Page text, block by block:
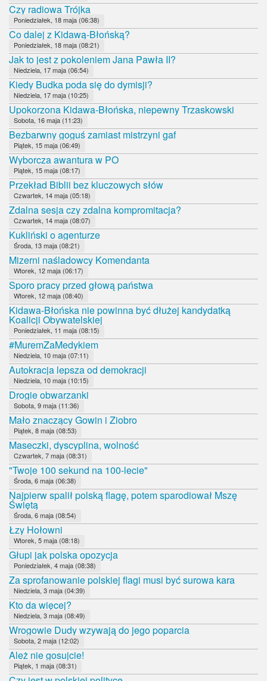
Czy radiowa Trójka
Poniedziałek, 18 maja (06:38)
Co dalej z Kidawą-Błońską?
Poniedziałek, 18 maja (08:21)
Jak to jest z pokoleniem Jana Pawła II?
Niedziela, 17 maja (06:54)
Kiedy Budka poda się do dymisji?
Niedziela, 17 maja (10:25)
Upokorzona Kidawa-Błońska, niepewny Trzaskowski
Sobota, 16 maja (11:23)
Bezbarwny goguś zamiast mistrzyni gaf
Piątek, 15 maja (06:49)
Wyborcza awantura w PO
Piątek, 15 maja (08:17)
Przekład Biblii bez kluczowych słów
Czwartek, 14 maja (05:18)
Zdalna sesja czy zdalna kompromitacja?
Czwartek, 14 maja (08:07)
Kukliński o agenturze
Środa, 13 maja (08:21)
Mizerni naśladowcy Komendanta
Wtorek, 12 maja (06:17)
Sporo pracy przed głową państwa
Wtorek, 12 maja (08:40)
Kidawa-Błońska nie powinna być dłużej kandydatką
Koalicji Obywatelskiej
Poniedziałek, 11 maja (08:15)
#MuremZaMedykiem
Niedziela, 10 maja (07:11)
Autokracja lepsza od demokracji
Niedziela, 10 maja (10:15)
Drogie obwarzanki
Sobota, 9 maja (11:36)
Mało znaczący Gowin i Ziobro
Piątek, 8 maja (08:53)
Maseczki, dyscyplina, wolność
Czwartek, 7 maja (08:31)
"Twoje 100 sekund na 100-lecie"
Środa, 6 maja (06:38)
Najpierw spalił polską flagę, potem sparodiował Mszę
Świętą
Środa, 6 maja (08:54)
Łzy Hołowni
Wtorek, 5 maja (08:18)
Głupi jak polska opozycja
Poniedziałek, 4 maja (08:38)
Za sprofanowanie polskiej flagi musi być surowa kara
Niedziela, 3 maja (04:39)
Kto da więcej?
Niedziela, 3 maja (08:49)
Wrogowie Dudy wzywają do jego poparcia
Sobota, 2 maja (12:02)
Ależ nie gosujcie!
Piątek, 1 maja (08:31)